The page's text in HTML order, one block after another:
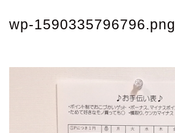
wp-1590335796796.png